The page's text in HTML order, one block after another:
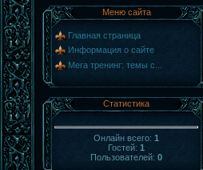
Меню сайта
Главная страница
Информация о сайте
Мега тренинг: темы с...
Статистика
Онлайн всего: 1
Гостей: 1
Пользователей: 0